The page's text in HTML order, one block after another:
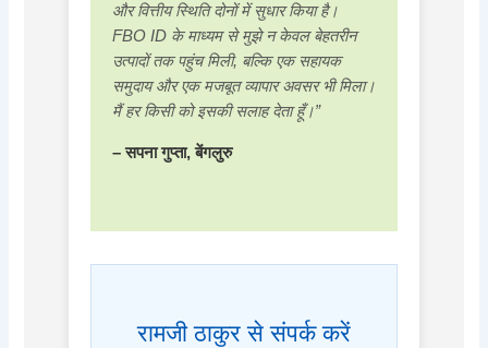
और वित्तीय स्थिति दोनों में सुधार किया है।
FBO ID के माध्यम से मुझे न केवल बेहतरीन
उत्पादों तक पहुंच मिली, बल्कि एक सहायक
समुदाय और एक मजबूत व्यापार अवसर भी मिला।
मैं हर किसी को इसकी सलाह देता हूँ।”
– सपना गुप्ता, बेंगलुरु
रामजी ठाकुर से संपर्क करें